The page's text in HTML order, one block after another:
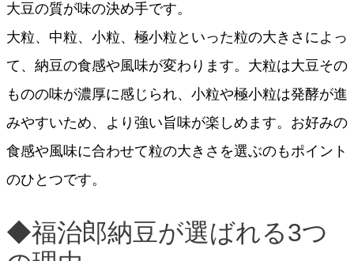
大豆の質が味の決め手です。
大粒、中粒、小粒、極小粒といった粒の大きさによっ
て、納豆の食感や風味が変わります。大粒は大豆その
ものの味が濃厚に感じられ、小粒や極小粒は発酵が進
みやすいため、より強い旨味が楽しめます。お好みの
食感や風味に合わせて粒の大きさを選ぶのもポイント
のひとつです。
◆福治郎納豆が選ばれる3つ